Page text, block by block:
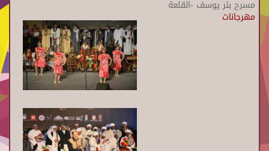
مسرح بئر يوسف -القلعة
مهرجانات